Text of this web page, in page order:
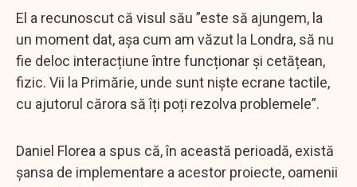
El a recunoscut că visul său ”este să ajungem, la
un moment dat, așa cum am văzut la Londra, să nu
fie deloc interacțiune între funcționar și cetățean,
fizic. Vii la Primărie, unde sunt niște ecrane tactile,
cu ajutorul cărora să îți poți rezolva problemele”.
Daniel Florea a spus că, în această perioadă, există
șansa de implementare a acestor proiecte, oamenii